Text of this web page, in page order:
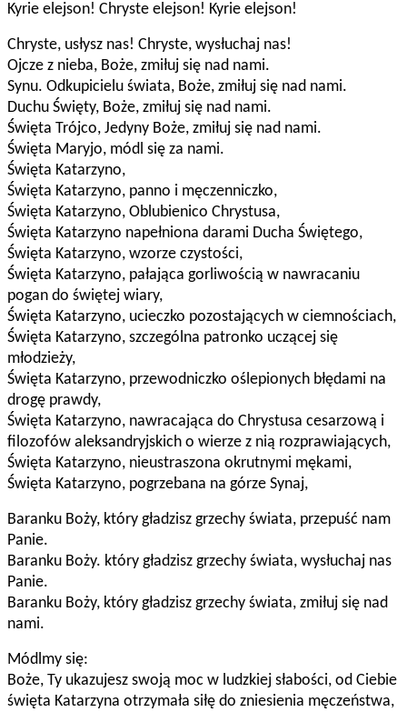
Kyrie elejson! Chryste elejson! Kyrie elejson!
Chryste, usłysz nas! Chryste, wysłuchaj nas!
Ojcze z nieba, Boże, zmiłuj się nad nami.
Synu. Odkupicielu świata, Boże, zmiłuj się nad nami.
Duchu Święty, Boże, zmiłuj się nad nami.
Święta Trójco, Jedyny Boże, zmiłuj się nad nami.
Święta Maryjo, módl się za nami.
Święta Katarzyno,
Święta Katarzyno, panno i męczenniczko,
Święta Katarzyno, Oblubienico Chrystusa,
Święta Katarzyno napełniona darami Ducha Świętego,
Święta Katarzyno, wzorze czystości,
Święta Katarzyno, pałająca gorliwością w nawracaniu
pogan do świętej wiary,
Święta Katarzyno, ucieczko pozostających w ciemnościach,
Święta Katarzyno, szczególna patronko uczącej się
młodzieży,
Święta Katarzyno, przewodniczko oślepionych błędami na
drogę prawdy,
Święta Katarzyno, nawracająca do Chrystusa cesarzową i
filozofów aleksandryjskich o wierze z nią rozprawiających,
Święta Katarzyno, nieustraszona okrutnymi mękami,
Święta Katarzyno, pogrzebana na górze Synaj,
Baranku Boży, który gładzisz grzechy świata, przepuść nam
Panie.
Baranku Boży. który gładzisz grzechy świata, wysłuchaj nas
Panie.
Baranku Boży, który gładzisz grzechy świata, zmiłuj się nad
nami.
Módlmy się:
Boże, Ty ukazujesz swoją moc w ludzkiej słabości, od Ciebie
święta Katarzyna otrzymała siłę do zniesienia męczeństwa,